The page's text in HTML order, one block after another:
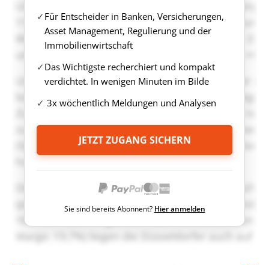
Für Entscheider in Banken, Versicherungen,
Asset Management, Regulierung und der
Immobilienwirtschaft
Das Wichtigste recherchiert und kompakt
verdichtet. In wenigen Minuten im Bilde
3x wöchentlich Meldungen und Analysen
JETZT ZUGANG SICHERN
Sie sind bereits Abonnent? Hier anmelden